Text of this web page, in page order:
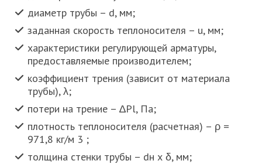
диаметр трубы – d, мм;
заданная скорость теплоносителя – u, мм;
характеристики регулирующей арматуры,
предоставляемые производителем;
коэффициент трения (зависит от материала
трубы), λ;
потери на трение – ∆Pl, Па;
плотность теплоносителя (расчетная) – ρ =
971,8 кг/м 3 ;
толщина стенки трубы – dн х δ, мм;